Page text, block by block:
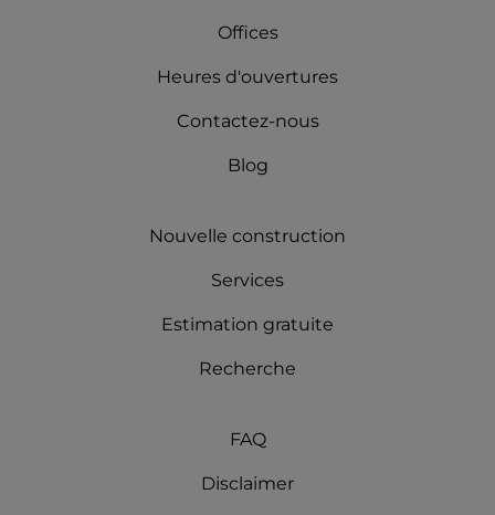
Offices
Heures d'ouvertures
Contactez-nous
Blog
Nouvelle construction
Services
Estimation gratuite
Recherche
FAQ
Disclaimer